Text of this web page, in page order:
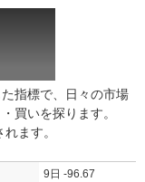
ーやエネルギー関連施
中期的な業績拡大余地
却時期後ずれは短期的
益1660億円→2000億
内関係会社の業績
指標で、日々の市場
買いを探ります。
ます。
9日 -96.67